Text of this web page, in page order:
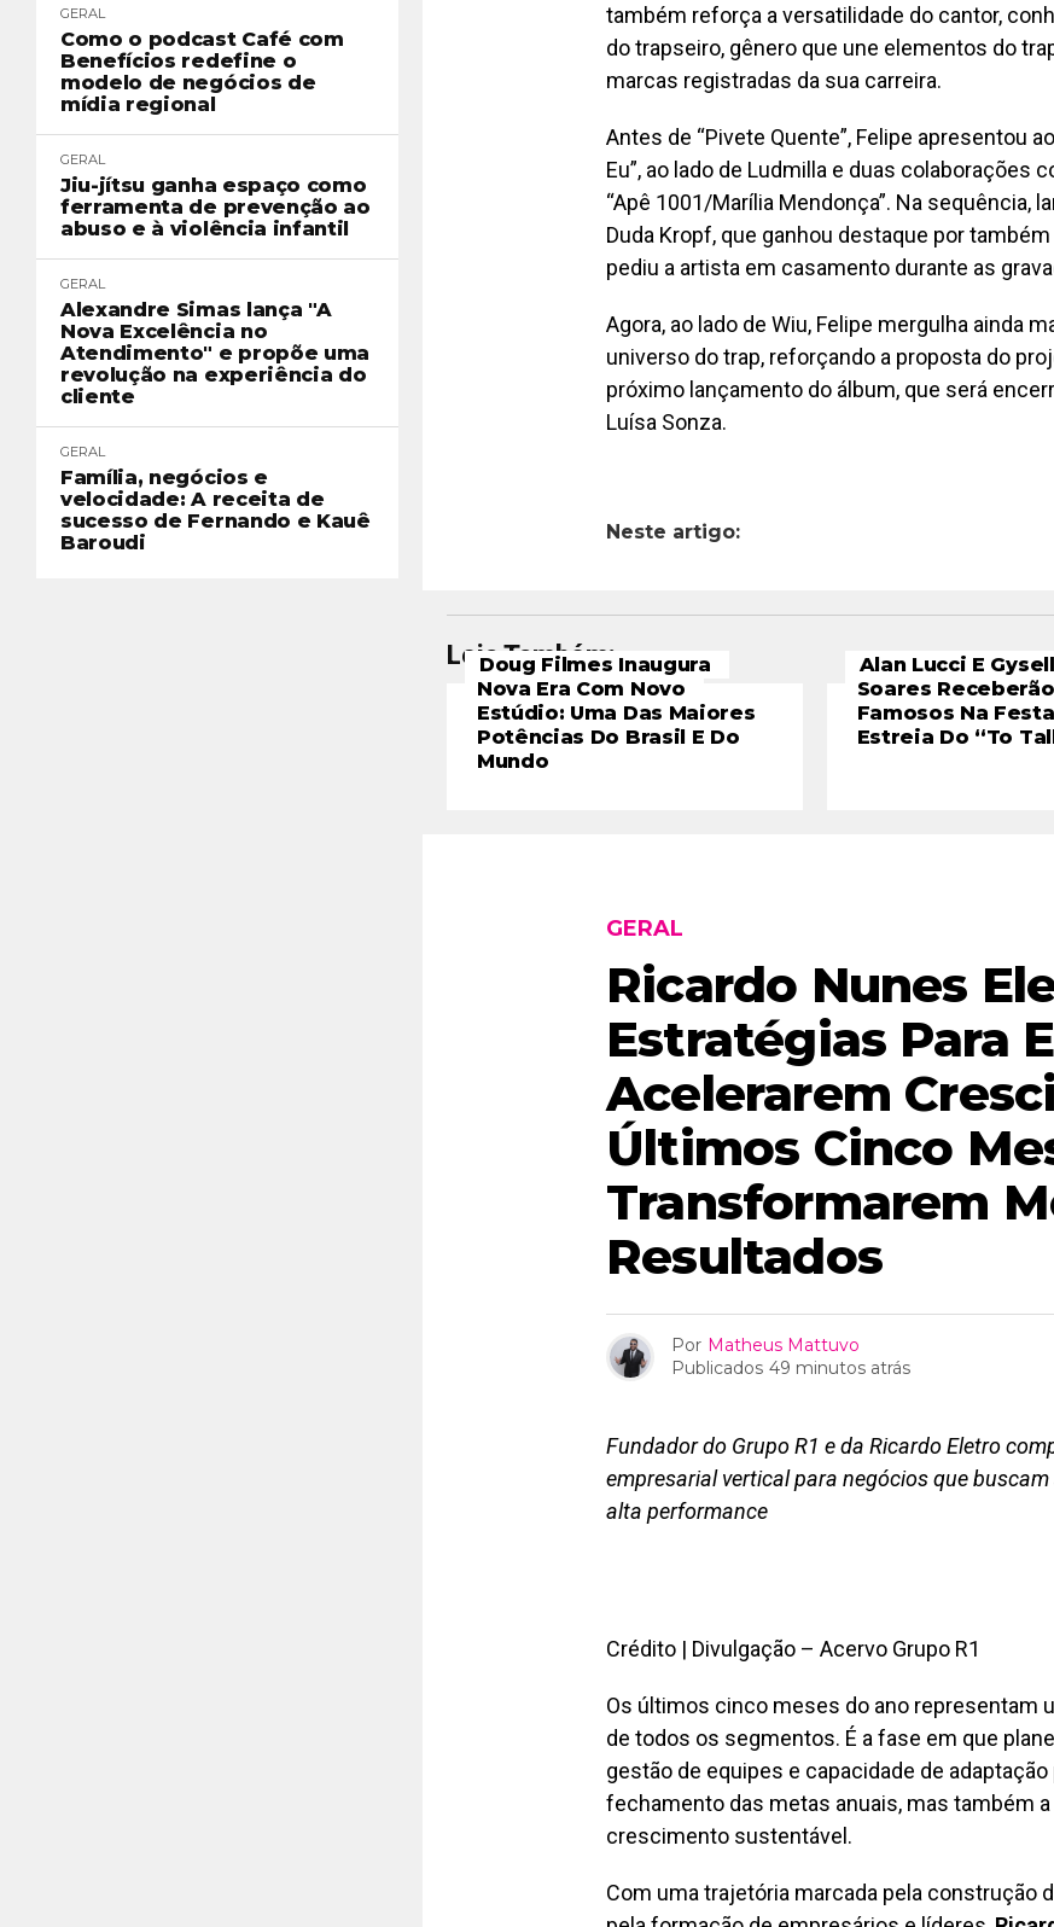
GERAL
Como o podcast Café com
Benefícios redefine o
modelo de negócios de
mídia regional
GERAL
Jiu-jítsu ganha espaço como
ferramenta de prevenção ao
abuso e à violência infantil
GERAL
Alexandre Simas lança "A
Nova Excelência no
Atendimento" e propõe uma
revolução na experiência do
cliente
GERAL
Família, negócios e
velocidade: A receita de
sucesso de Fernando e Kauê
Baroudi
também reforça a versatilidade do cantor,
do trapseiro, gênero que une elementos do
marcas registradas da sua carreira.
Antes de “Pivete Quente”, Felipe apresentou
Eu”, ao lado de Ludmilla e duas colaborações
“Apê 1001/Marília Mendonça”. Na sequência,
Duda Kropf, que ganhou destaque por
pediu a artista em casamento durante as
Agora, ao lado de Wiu, Felipe mergulha ainda
universo do trap, reforçando a proposta do
próximo lançamento do álbum, que será
Luísa Sonza.
Neste artigo:
Leia Também:
Doug Filmes Inaugura
Nova Era Com Novo
Estúdio: Uma Das Maiores
Potências Do Brasil E Do
Mundo
Alan Lucci E
Soares Receberão
Famosos Na
Estreia Do “To
GERAL
Ricardo Nunes
Estratégias Para
Acelerarem
Últimos Cinco
Transformarem
Resultados
Por Matheus Mattuvo
Publicados 49 minutos atrás
Fundador do Grupo R1 e da Ricardo Eletro
empresarial vertical para negócios que
alta performance
Crédito | Divulgação – Acervo Grupo R1
Os últimos cinco meses do ano representam
de todos os segmentos. É a fase em que
gestão de equipes e capacidade de
fechamento das metas anuais, mas também
crescimento sustentável.
Com uma trajetória marcada pela construção